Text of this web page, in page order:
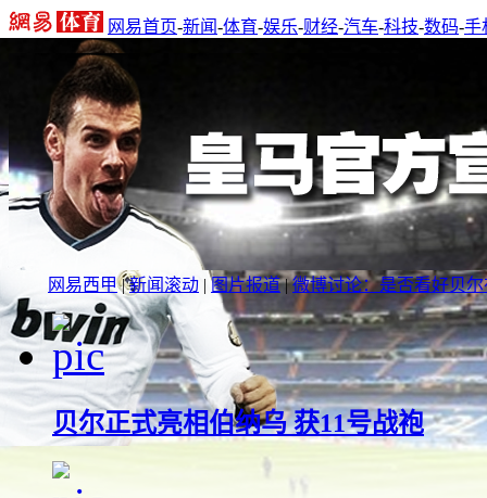
网易首页-新闻-体育-娱乐-财经-汽车-科技-数码-手
网易西甲|新闻滚动 | 图片报道|微博讨论：是否看好贝
贝尔正式亮相伯纳乌 获11号战袍